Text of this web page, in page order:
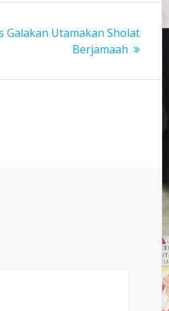
Galakan Utamakan Sholat
Berjamaah